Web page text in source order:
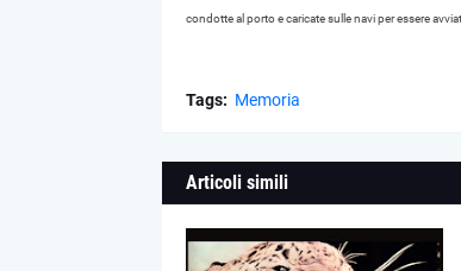
condotte al porto e caricate sulle navi per essere
Tags: Memoria
Articoli simili